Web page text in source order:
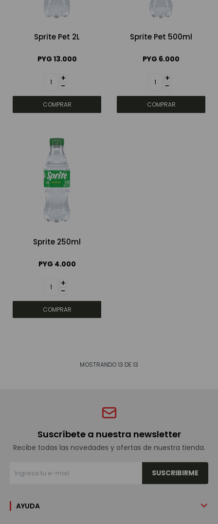
Sprite Pet 2L
PYG 13.000
+
-
Sprite Pet 500ml
PYG 6.000
+
-
Sprite 250ml
PYG 4.000
+
-
MOSTRANDO13 DE13
Suscríbete a nuestra newsletter
Recibe todas las novedades y ofertas de nuestra tienda.
SUSCRIBIRME
AYUDA